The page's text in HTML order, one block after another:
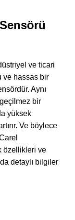
ve ticari
ve hassas bir
Aynı
bir
yüksek
Ve böylece
özellikleri ve
detaylı bilgiler